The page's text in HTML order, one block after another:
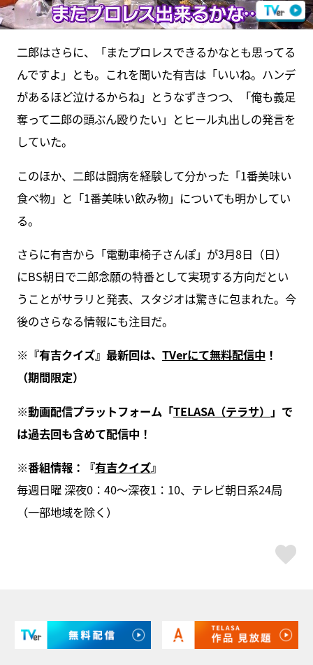
二郎はさらに、「またプロレスできるかなとも思ってる
んですよ」とも。これを聞いた有吉は「いいね。ハンデ
があるほど泣けるからね」とうなずきつつ、「俺も義足
奪って二郎の頭ぶん殴りたい」とヒール丸出しの発言を
していた。
このほか、二郎は闘病を経験して分かった「1番美味い
食べ物」と「1番美味い飲み物」についても明かしてい
る。
さらに有吉から「電動車椅子さんぽ」が3月8日（日）
にBS朝日で二郎念願の特番として実現する方向だとい
うことがサラリと発表、スタジオは驚きに包まれた。今
後のさらなる情報にも注目だ。
※『有吉クイズ』最新回は、 TVerにて無料配信中 ！
（期間限定）
※動画配信プラットフォーム「TELASA（テラサ） 」で
は過去回も含めて配信中！
※番組情報：『有吉クイズ』
毎週日曜 深夜0：40～深夜1：10、テレビ朝日系24局
（一部地域を除く）